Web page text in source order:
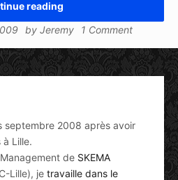
reading
by Jeremy 1 Comment
septembre 2008 après avoir
à Lille.
de SKEMA
Lille), je travaille dans le